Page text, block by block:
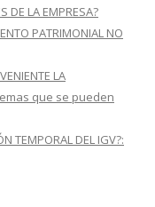
DE LA EMPRESA?
PATRIMONIAL NO
LA
que se pueden
TEMPORAL DEL IGV?: